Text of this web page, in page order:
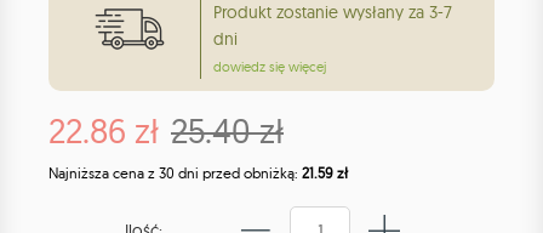
Produkt zostanie wysłany za 3-7
dni
dowiedz się więcej
22.86 zł 25.40 zł
Najniższa cena z 30 dni przed obniżką: 21.59 zł